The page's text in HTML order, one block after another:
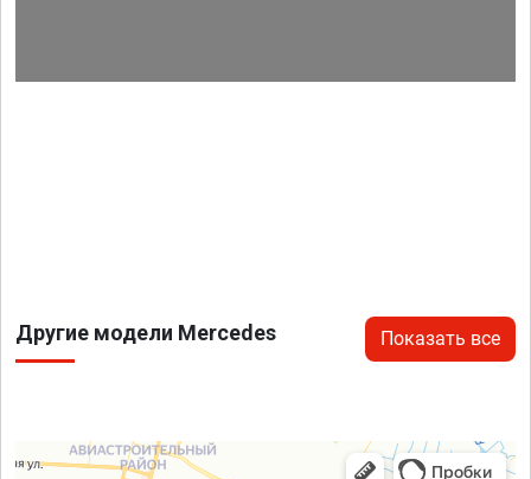
Другие модели Mercedes Показать все